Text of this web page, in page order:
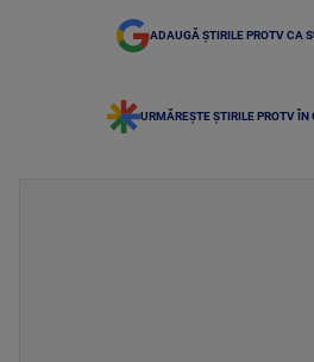
ADAUGĂ ȘTIRILE PROTV CA
URMĂREȘTE ȘTIRILE PROTV ÎN